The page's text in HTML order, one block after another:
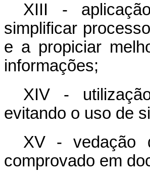
XIII -
simplificar
e a propiciar
informações;
XIV -
evitando o uso de
XV - vedação
comprovado em